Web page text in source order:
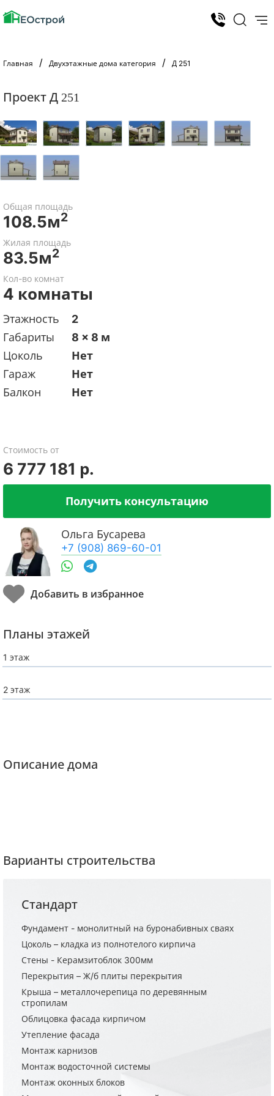
Главная Двухэтажные дома категория Д 251
Проект Д 251
Общая площадь
108.5м2
Жилая площадь
83.5м2
Кол-во комнат
4 комнаты
Этажность
2
Габариты
8 x 8 м
Цоколь
Нет
Гараж
Нет
Балкон
Нет
Стоимость от
6 777 181 р.
Получить консультацию
Ольга Бусарева
+7 (908) 869-60-01
Планы этажей
1 этаж
2 этаж
Описание дома
Варианты строительства
Стандарт
Фундамент - монолитный на буронабивных сваях
Цоколь – кладка из полнотелого кирпича
Стены - Керамзитоблок 300мм
Перекрытия – Ж/б плиты перекрытия
Крыша – металлочерепица по деревянным
стропилам
Облицовка фасада кирпичом
Утепление фасада
Монтаж карнизов
Монтаж водосточной системы
Монтаж оконных блоков